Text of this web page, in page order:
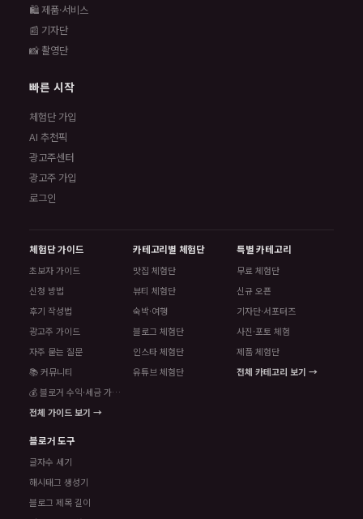
🛍️ 제품·서비스
📰 기자단
📸 촬영단
빠른 시작
체험단 가입
AI 추천픽
광고주센터
광고주 가입
로그인
체험단 가이드
초보자 가이드
신청 방법
후기 작성법
광고주 가이드
자주 묻는 질문
📚 커뮤니티
💰 블로거 수익·세금 가이드
전체 가이드 보기 →
카테고리별 체험단
맛집 체험단
뷰티 체험단
숙박·여행
블로그 체험단
인스타 체험단
유튜브 체험단
특별 카테고리
무료 체험단
신규 오픈
기자단·서포터즈
사진·포토 체험
제품 체험단
전체 카테고리 보기 →
블로거 도구
글자수 세기
해시태그 생성기
블로그 제목 길이